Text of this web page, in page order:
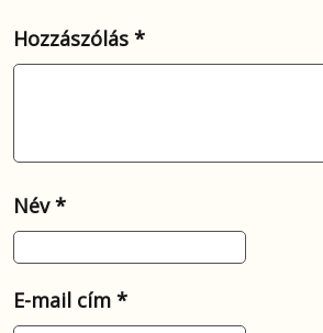
Hozzászólás *
Név*
E-mail cím *